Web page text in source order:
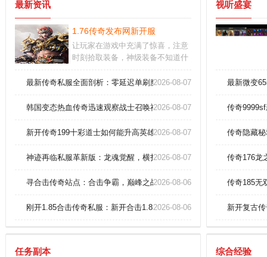
最新资讯
1.76传奇发布网新开服
让玩家在游戏中充满了惊喜，注意
时刻拾取装备，神级装备不知道什
不要错过。深入理解游戏机制：熟
和地图等。任务完成：任务是游戏
一。
最新传奇私服全面剖析：零延迟单刷魔龙教主的无敌攻略！
2026-08-07
韩国变态热血传奇迅速观察战士召唤神兽？2026-08-07
新开传奇199十彩道士如何能升高英雄诱惑之光？
2026-08-07
神迹再临私服革新版：龙魂觉醒，横扫幽灵船无人能挡！
2026-08-07
寻合击传奇站点：合击争霸，巅峰之战2026-08-06
刚开1.85合击传奇私服：新开合击1.85，传奇私服的全新征程
2026-08-06
视听盛宴
最新微变
传奇
传奇隐藏
传奇176龙
传奇185无
新开复古
任务副本 综合经验